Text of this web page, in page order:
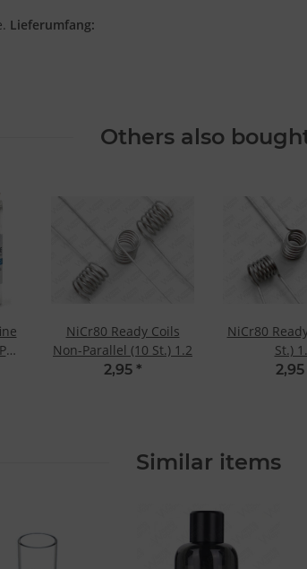
Lieferumfang:
Others also
-
NiCr80 Ready Coils
Non-Parallel (10 St.) 1.2
2,95 *
NiCr80
St.)
2,95
Similar items